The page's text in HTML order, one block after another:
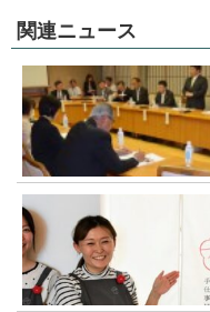
関連ニュース